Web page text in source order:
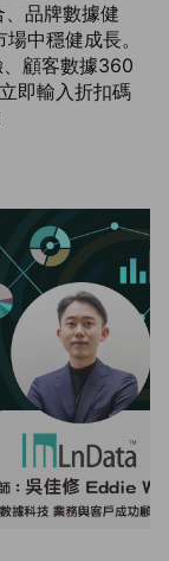
品牌數據健
中穩健成長。
顧客數據360
即輸入折扣碼